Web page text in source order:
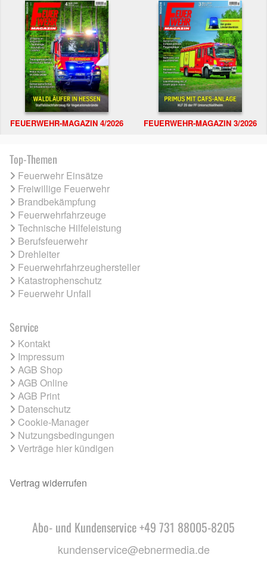
FEUERWEHR-MAGAZIN 4/2026 FEUERWEHR-MAGAZIN 3/2026
Top-Themen
Feuerwehr Einsätze
Freiwillige Feuerwehr
Brandbekämpfung
Feuerwehrfahrzeuge
Technische Hilfeleistung
Berufsfeuerwehr
Drehleiter
Feuerwehrfahrzeughersteller
Katastrophenschutz
Feuerwehr Unfall
Service
Kontakt
Impressum
AGB Shop
AGB Online
AGB Print
Datenschutz
Cookie-Manager
Nutzungsbedingungen
Verträge hier kündigen
Vertrag widerrufen
Abo- und Kundenservice +49 731 88005-8205
kundenservice@ebnermedia.de